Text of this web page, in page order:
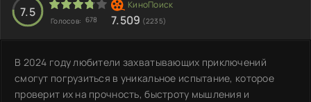
7.5
Голосов: 678 7.509 (2235)
В 2024 году любители захватывающих приключений
смогут погрузиться в уникальное испытание, которое
проверит их на прочность, быстроту мышления и